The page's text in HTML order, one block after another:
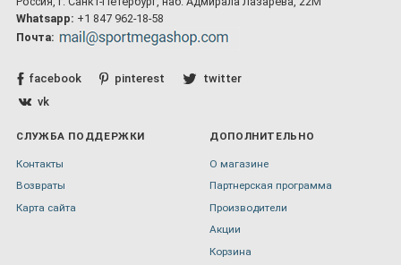
Whatsapp: +1 847 962-18-58
Почта:
facebook pinterest
twitter
vk
СЛУЖБА ПОДДЕРЖКИ
Контакты
Возвраты
Карта сайта
ДОПОЛНИТЕЛЬНО
О магазине
Партнерская программа
Производители
Акции
Корзина